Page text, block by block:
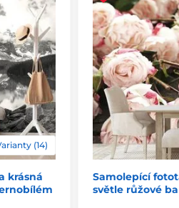
fototapety
(14)
krásná
Samolepící
světle růžové